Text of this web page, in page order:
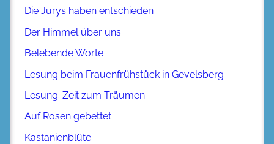
Die Jurys haben entschieden
Der Himmel über uns
Belebende Worte
Lesung beim Frauenfrühstück in Gevelsberg
Lesung: Zeit zum Träumen
Auf Rosen gebettet
Kastanienblüte